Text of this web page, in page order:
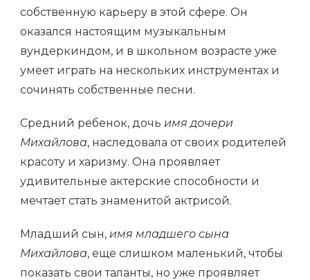
собственную карьеру в этой сфере. Он
оказался настоящим музыкальным
вундеркиндом, и в школьном возрасте уже
умеет играть на нескольких инструментах и
сочинять собственные песни.
Средний ребенок, дочь имя дочери
Михайлова, наследовала от своих родителей
красоту и харизму. Она проявляет
удивительные актерские способности и
мечтает стать знаменитой актрисой.
Младший сын, имя младшего сына
Михайлова, еще слишком маленький, чтобы
показать свои таланты, но уже проявляет